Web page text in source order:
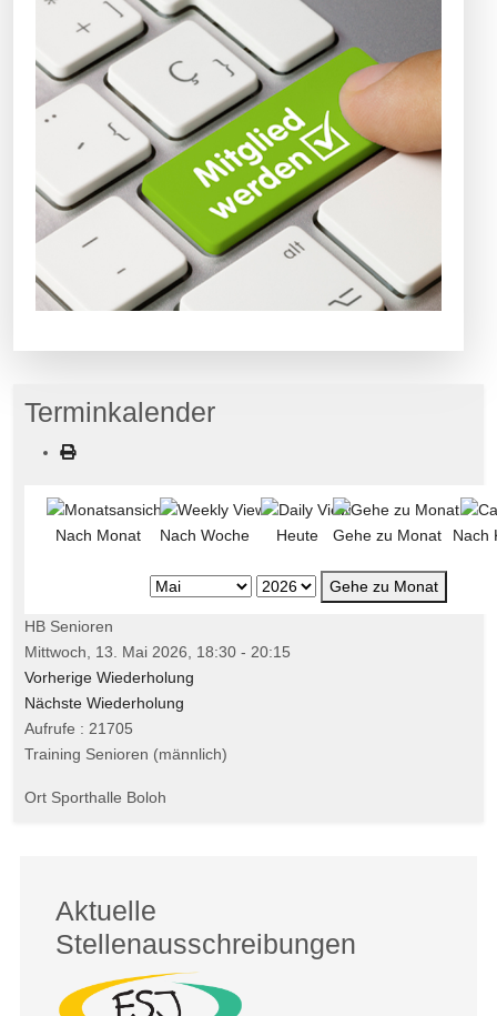
Terminkalender
Nach Monat Nach Woche Heute Gehe zu Monat Nach
Gehe zu Monat
HB Senioren
Mittwoch, 13. Mai 2026, 18:30 - 20:15
Vorherige Wiederholung
Nächste Wiederholung
Aufrufe : 21705
Training Senioren (männlich)
Ort Sporthalle Boloh
Aktuelle
Stellenausschreibungen